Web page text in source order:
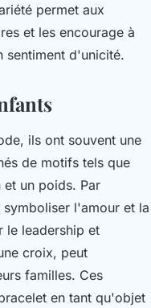
permet aux
et les encourage à
sentiment d'unicité.
ils ont souvent une
de motifs tels que
un poids. Par
l'amour et la
le leadership et
croix, peut
familles. Ces
en tant qu'objet